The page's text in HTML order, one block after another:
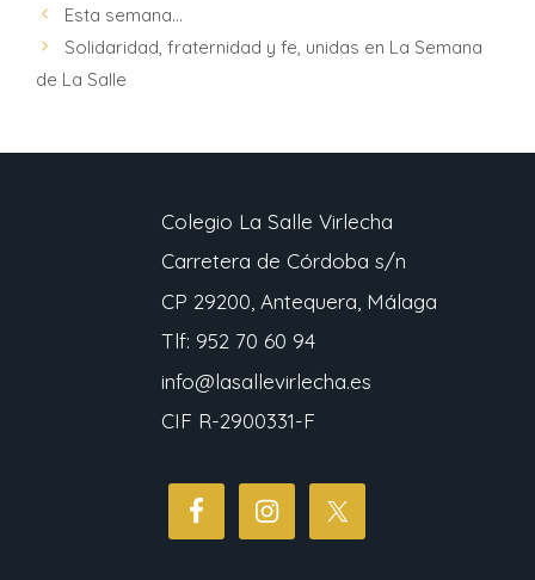
Esta semana…
Solidaridad, fraternidad y fe, unidas en La Semana
de La Salle
Colegio La Salle Virlecha
Carretera de Córdoba s/n
CP 29200, Antequera, Málaga
Tlf: 952 70 60 94
info@lasallevirlecha.es
CIF R-2900331-F